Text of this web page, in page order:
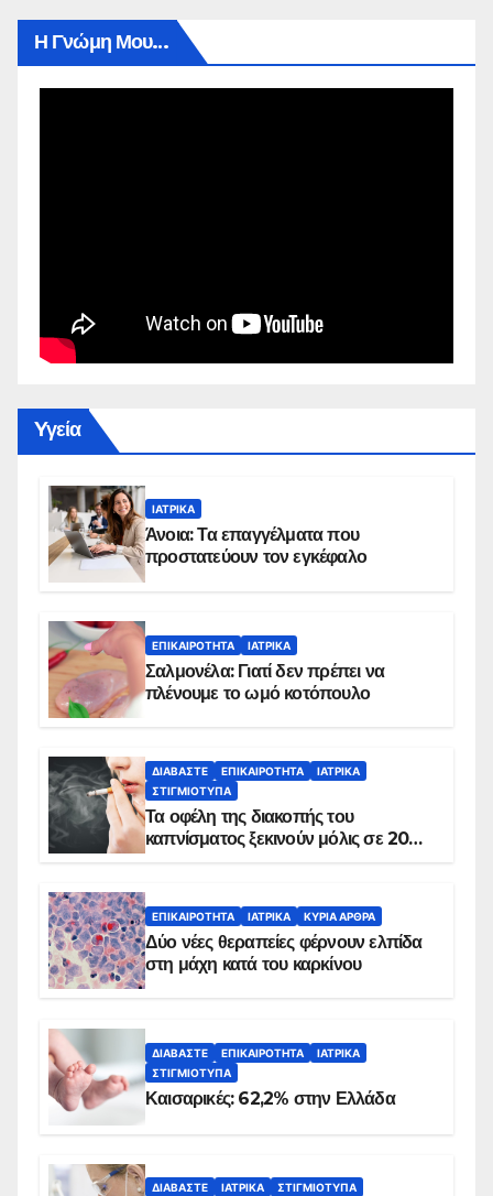
Η Γνώμη Μου…
Yγεία
ΙΑΤΡΙΚΆ
Άνοια: Τα επαγγέλματα που
προστατεύουν τον εγκέφαλο
ΕΠΙΚΑΙΡΌΤΗΤΑ ΙΑΤΡΙΚΆ
Σαλμονέλα: Γιατί δεν πρέπει να
πλένουμε το ωμό κοτόπουλο
ΔΙΑΒΆΣΤΕ ΕΠΙΚΑΙΡΌΤΗΤΑ
ΙΑΤΡΙΚΆ
ΣΤΙΓΜΙΌΤΥΠΑ
Τα οφέλη της διακοπής του
καπνίσματος ξεκινούν μόλις σε 20
ΕΠΙΚΑΙΡΌΤΗΤΑ ΙΑΤΡΙΚΆ ΚΥΡΙΑ ΑΡΘΡΑ
Δύο νέες θεραπείες φέρνουν ελπίδα
στη μάχη κατά του καρκίνου
ΔΙΑΒΆΣΤΕ ΕΠΙΚΑΙΡΌΤΗΤΑ
ΙΑΤΡΙΚΆ
ΣΤΙΓΜΙΌΤΥΠΑ
Καισαρικές: 62,2% στην Ελλάδα
ΔΙΑΒΆΣΤΕ ΙΑΤΡΙΚΆ ΣΤΙΓΜΙΌΤΥΠΑ